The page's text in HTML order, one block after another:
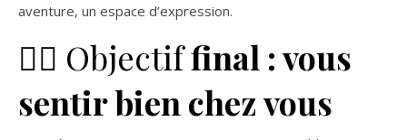
aventure, un espace d’expression.
🧘‍♀️ Objectiffinal : vous
sentir bien chez vous